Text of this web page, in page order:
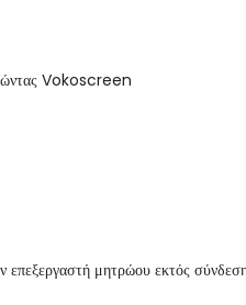
Vokoscreen
μητρώου εκτός